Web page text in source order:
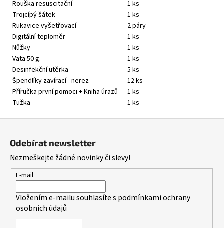
Rouška resuscitační
1 ks
Trojcípý šátek
1 ks
Rukavice vyšetřovací
2 páry
Digitální teploměr
1 ks
Nůžky
1 ks
Vata 50 g.
1 ks
Desinfekční utěrka
5 ks
Špendlíky zavírací - nerez
12 ks
Příručka první pomoci + Kniha úrazů
1 ks
Tužka
1 ks
Odebírat newsletter
Nezmeškejte žádné novinky či slevy!
E-mail
Vložením e-mailu souhlasíte s podmínkami ochrany
osobních údajů